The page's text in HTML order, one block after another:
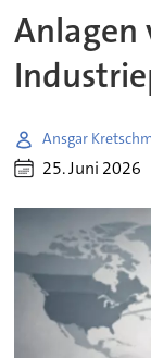
Anlagen
Ansgar
25. Juni 2026